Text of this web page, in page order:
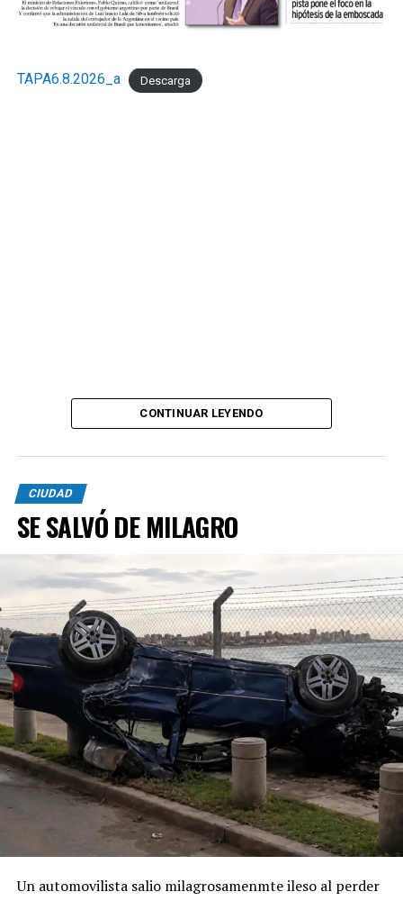
TAPA6.8.2026_a Descarga
CONTINUAR LEYENDO
CIUDAD
SE SALVÓ DE MILAGRO
Un automovilista salio milagrosamenmte ileso al perder